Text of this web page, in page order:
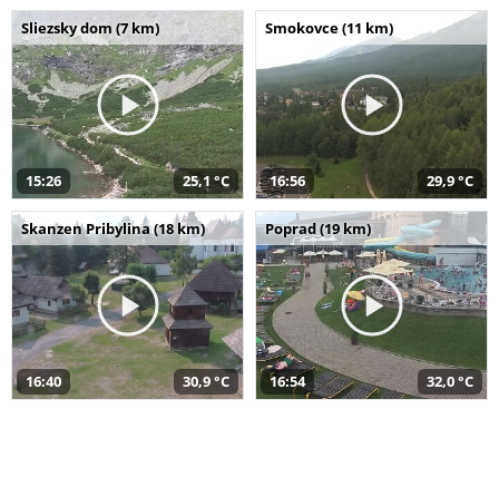
Sliezsky dom (7 km)
15:26 25,1 °C
Smokovce (11 km)
16:56 29,9 °C
Skanzen Pribylina (18 km)
16:40 30,9 °C
Poprad (19 km)
16:54 32,0 °C